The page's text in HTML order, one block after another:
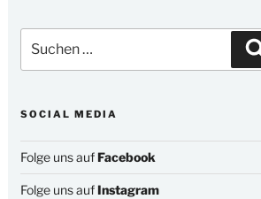
nach:
SOCIAL MEDIA
Folge uns aufFacebook
Folge uns aufInstagram